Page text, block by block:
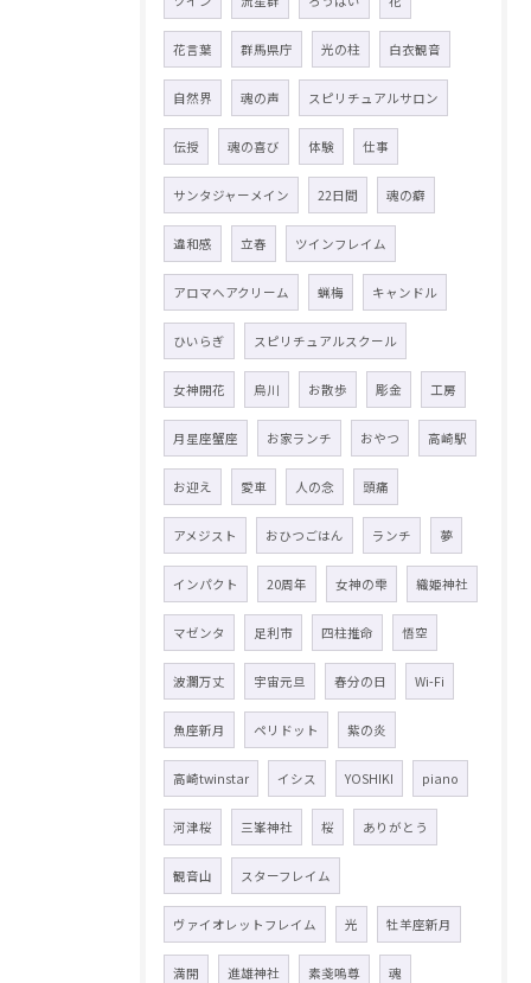
花言葉 群馬県庁 光の柱 白衣観音
自然界 魂の声 スピリチュアルサロン
伝授 魂の喜び 体験 仕事
サンタジャーメイン 22日間 魂の癖
違和感 立春 ツインフレイム
アロマヘアクリーム 蝋梅 キャンドル
ひいらぎ スピリチュアルスクール
女神開花 烏川 お散歩 彫金 工房
月星座蟹座 お家ランチ おやつ 高崎駅
お迎え 愛車 人の念 頭痛
アメジスト おひつごはん ランチ 夢
インパクト 20周年 女神の雫 織姫神社
マゼンタ 足利市 四柱推命 悟空
波瀾万丈 宇宙元旦 春分の日 Wi-Fi
魚座新月 ペリドット 紫の炎
高崎twinstar イシス YOSHIKI piano
河津桜 三峯神社 桜 ありがとう
観音山 スターフレイム
ヴァイオレットフレイム 光 牡羊座新月
満開 進雄神社 素戔嗚尊 魂